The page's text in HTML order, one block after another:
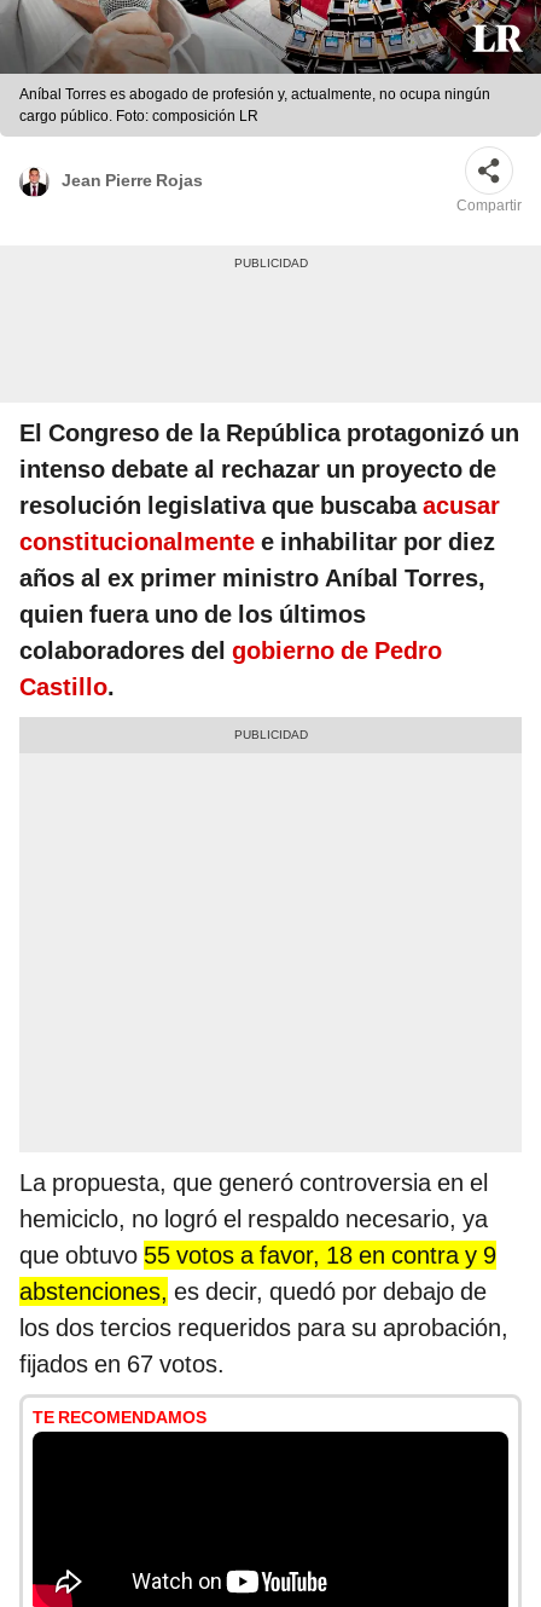
Aníbal Torres es abogado de profesión y, actualmente, no ocupa ningún
cargo público. Foto: composición LR
Jean Pierre Rojas
Compartir
El Congreso de la República protagonizó un
intenso debate al rechazar un proyecto de
resolución legislativa que buscabaacusar
constitucionalmente e inhabilitar por diez
años al ex primer ministro Aníbal Torres,
quien fuera uno de los últimos
colaboradores del gobierno de Pedro
Castillo.
La propuesta, que generó controversia en el
hemiciclo, no logró el respaldo necesario, ya
que obtuvo 55 votos a favor, 18 en contra y 9
abstenciones, es decir, quedó por debajo de
los dos tercios requeridos para su aprobación,
fijados en 67 votos.
TE RECOMENDAMOS